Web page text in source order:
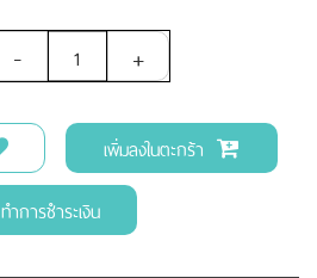
- +
เพิ่มลงในตะกร้า
ทำการชำระเงิน